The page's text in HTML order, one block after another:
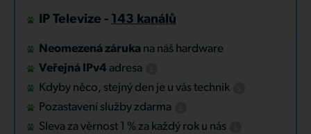
IP Televize - 143 kanálů
Neomezená záruka na náš hardware
Veřejná IPv4 adresa
Kdyby něco, stejný den je u vás technik
Pozastavení služby zdarma
Sleva za věrnost 1 % za každý rok u nás